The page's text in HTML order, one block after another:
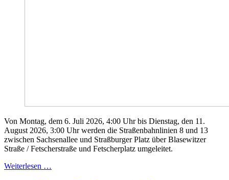
Von Montag, dem 6. Juli 2026, 4:00 Uhr bis Dienstag, den 11.
August 2026, 3:00 Uhr werden die Straßenbahnlinien 8 und 13
zwischen Sachsenallee und Straßburger Platz über Blasewitzer
Straße / Fetscherstraße und Fetscherplatz umgeleitet.
Weiterlesen …